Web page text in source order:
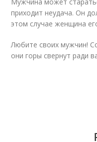
приходит неудача. Он
этом случае женщина
Любите своих мужчин!
они горы свернут ради